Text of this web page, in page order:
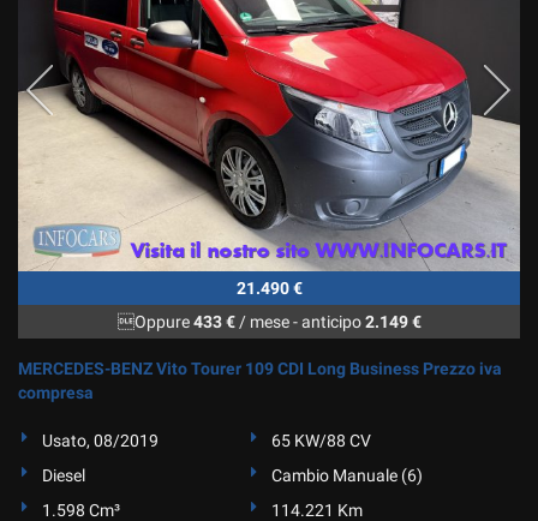
21.490 €
Oppure433 €/ mese-anticipo2.149 €
MERCEDES-BENZ Vito Tourer 109 CDI Long Business Prezzo iva
compresa
Usato, 08/2019
65 KW/88 CV
Diesel
Cambio Manuale (6)
1.598 Cm³
114.221 Km
Salva
impostazioni